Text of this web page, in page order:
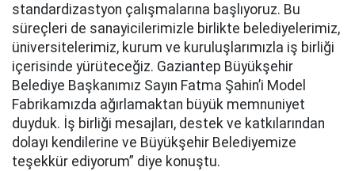
standardizastyon çalışmalarına başlıyoruz. Bu
süreçleri de sanayicilerimizle birlikte belediyelerimiz,
üniversitelerimiz, kurum ve kuruluşlarımızla iş birliği
içerisinde yürüteceğiz. Gaziantep Büyükşehir
Belediye Başkanımız Sayın Fatma Şahin’i Model
Fabrikamızda ağırlamaktan büyük memnuniyet
duyduk. İş birliği mesajları, destek ve katkılarından
dolayı kendilerine ve Büyükşehir Belediyemize
teşekkür ediyorum” diye konuştu.